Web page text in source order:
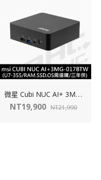
微
星 Cubi NUC AI+ 3MG-017BTW-B7355HXX(U7-355【SSD.RAM.OS選購】)
NT19,900 NT21,990